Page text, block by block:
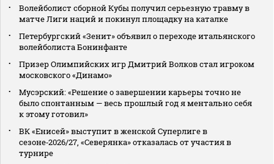
Волейболист сборной Кубы получил серьезную травму в
матче Лиги наций и покинул площадку на каталке
Петербургский «Зенит» объявил о переходе итальянского
волейболиста Бонинфанте
Призер Олимпийских игр Дмитрий Волков стал игроком
московского «Динамо»
Мусэрский: «Решение о завершении карьеры точно не
было спонтанным — весь прошлый год я ментально себя
к этому готовил»
ВК «Енисей» выступит в женской Суперлиге в
сезоне‑2026/27, «Северянка» отказалась от участия в
турнире